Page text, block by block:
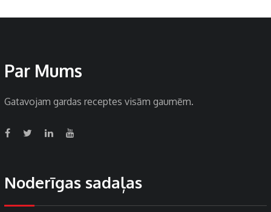
Par Mums
Gatavojam gardas receptes visām gaumēm.
Noderīgas sadaļas